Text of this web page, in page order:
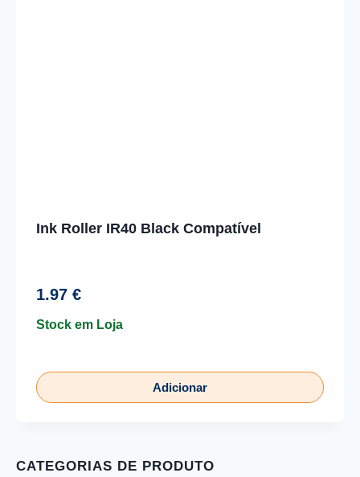
Ink Roller IR40 Black Compatível
1.97 €
Stock em Loja
Adicionar
CATEGORIAS DE PRODUTO